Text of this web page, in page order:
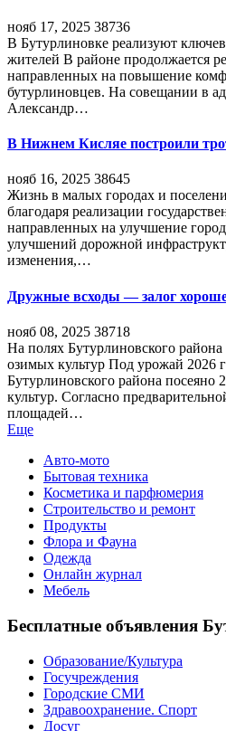
нояб 17, 2025 38736
В Бутурлиновке реализуют
жителей В районе продолжается
направленных на повышение
бутурлиновцев. На совещании в
Александр…
В Нижнем Кисляе построили
нояб 16, 2025 38645
Жизнь в малых городах и
благодаря реализации
направленных на улучшение
улучшений дорожной
изменения,…
Дружные всходы — залог
нояб 08, 2025 38718
На полях Бутурлиновского района
озимых культур Под урожай 2026
Бутурлиновского района посеяно
культур. Согласно
площадей…
Еще
Авто-мото
Бытовая техника
Косметика и парфюмерия
Строительство и ремонт
Продукты
Флора и Фауна
Одежда
Онлайн журнал
Мебель
Бесплатные объявления
Образование/Культура
Госучреждения
Городские СМИ
Здравоохранение. Спорт
Досуг